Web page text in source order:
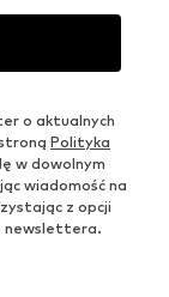
o aktualnych
Polityka
w dowolnym
wiadomość na
z opcji
newslettera.